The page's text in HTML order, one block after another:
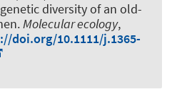
diversity of an old-
. Molecular ecology,
doi.org/10.1111/j.1365-